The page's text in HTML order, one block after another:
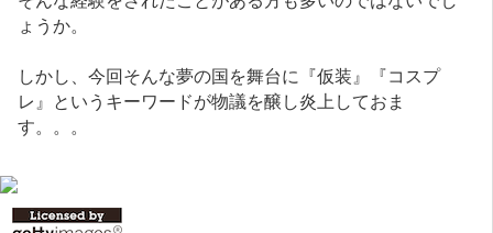
ょうか。
しかし、今回そんな夢の国を舞台に『仮装』『コスプ
レ』というキーワードが物議を醸し炎上しておま
す。。。